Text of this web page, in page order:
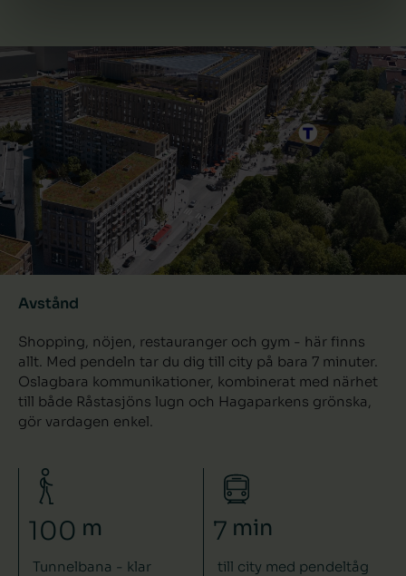
Avstånd
Shopping, nöjen, restauranger och gym - här finns
allt. Med pendeln tar du dig till city på bara 7 minuter.
Oslagbara kommunikationer, kombinerat med närhet
till både Råstasjöns lugn och Hagaparkens grönska,
gör vardagen enkel.
100 m
Tunnelbana - klar
7 min
till city med pendeltåg